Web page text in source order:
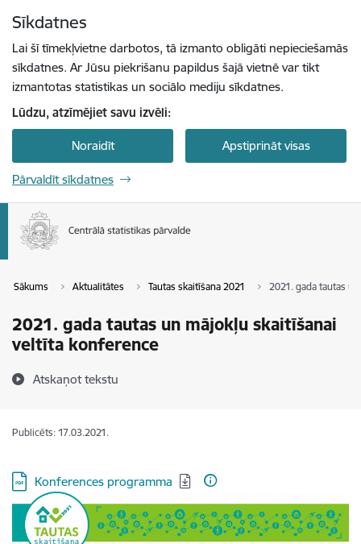
Sīkdatnes
Lai šī tīmekļvietne darbotos, tā izmanto obligāti nepieciešamās
sīkdatnes. Ar Jūsu piekrišanu papildus šajā vietnē var tikt
izmantotas statistikas un sociālo mediju sīkdatnes.
Lūdzu, atzīmējiet savu izvēli:
Noraidīt Apstiprināt visas
Pārvaldīt sīkdatnes
Sākums Aktualitātes Tautas skaitīšana 2021 2021. gada tautas
2021. gada tautas un mājokļu skaitīšanai
veltīta konference
Atskaņot tekstu
Publicēts: 17.03.2021.
Lejupielādēt:
Konferences programma